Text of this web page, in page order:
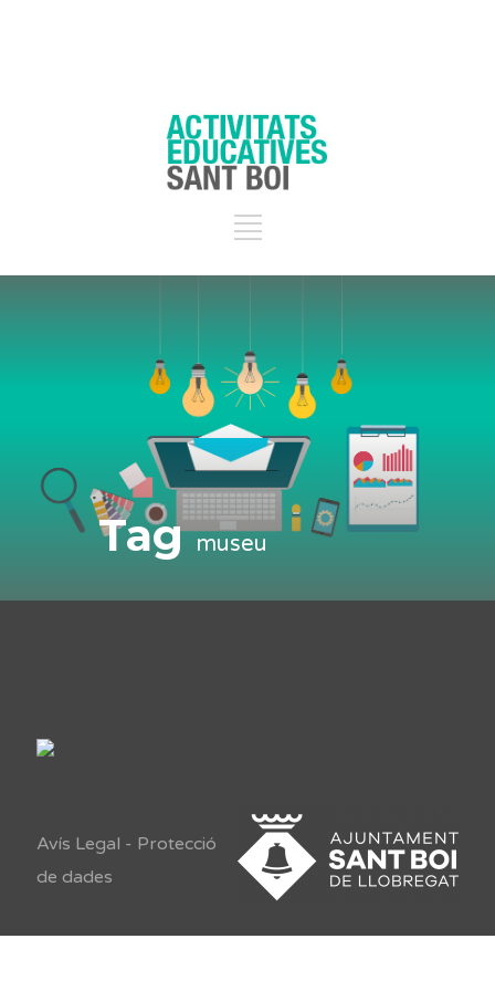
Tagmuseu
Avís Legal - Protecció
de dades